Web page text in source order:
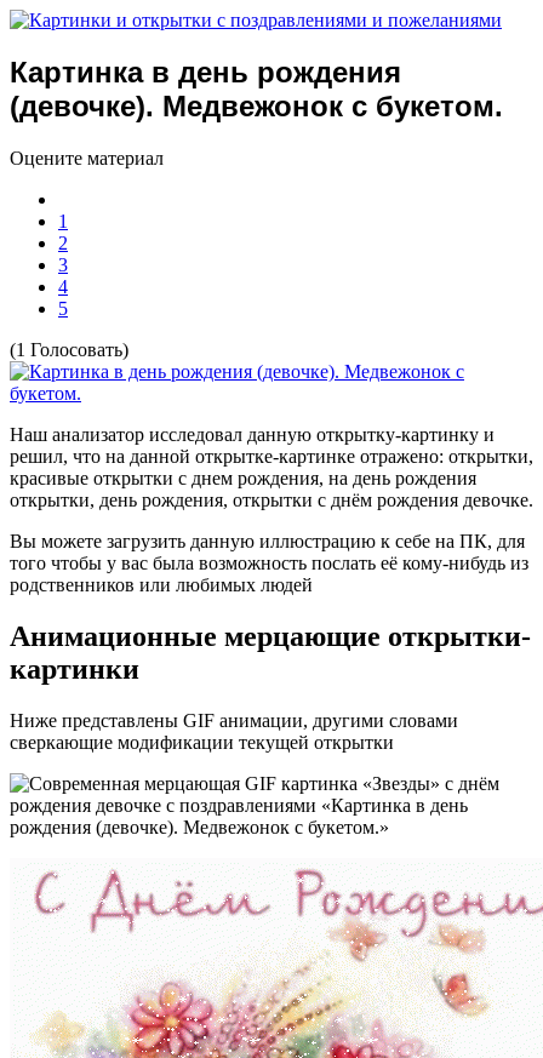
Картинка в день рождения
(девочке). Медвежонок с букетом.
Оцените материал
1
2
3
4
5
(1 Голосовать)
Наш анализатор исследовал данную открытку-картинку и
решил, что на данной открытке-картинке отражено: открытки,
красивые открытки с днем рождения, на день рождения
открытки, день рождения, открытки с днём рождения девочке.
Вы можете загрузить данную иллюстрацию к себе на ПК, для
того чтобы у вас была возможность послать её кому-нибудь из
родственников или любимых людей
Анимационные мерцающие открытки-
картинки
Ниже представлены GIF анимации, другими словами
сверкающие модификации текущей открытки